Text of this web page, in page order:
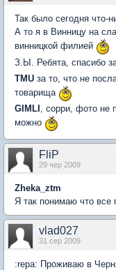
Так было сегодня что-
А то я в Винницу на
винницкой филией
З.Ы. Ребята, спасибо
TMU за то, что не
товарища
GIMLI , сорри, фото не
можно
FliP
29 чер 2009
Zheka_ztm
Я так понимаю что все
vlad027
31 сер 2009
:repa: Проживаю в